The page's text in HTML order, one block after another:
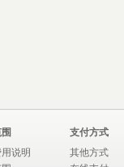
说明
支付方式
其他方式